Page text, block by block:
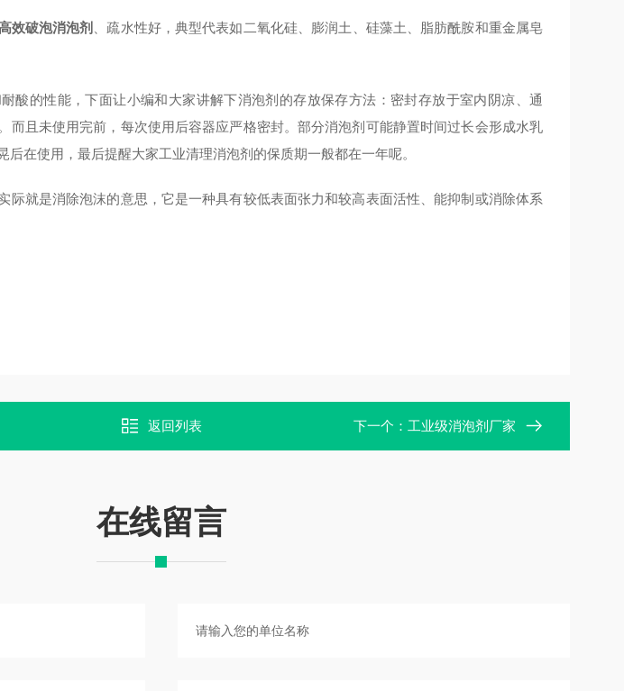
效破泡消泡剂
、疏水性好，典型代表如二氧化硅、膨润土、硅藻土、脂肪酰胺和重金属皂
酸的性能，下面让小编和大家讲解下消泡剂的存放保存方法：密封存放于室内阴凉、通
而且未使用完前，每次使用后容器应严格密封。部分消泡剂可能静置时间过长会形成水乳
在使用，最后提醒大家工业清理消泡剂的保质期一般都在一年呢。
际就是消除泡沫的意思，它是一种具有较低表面张力和较高表面活性、能抑制或消除体系
返回列表 下一个： 工业级消泡剂厂家
在线留言